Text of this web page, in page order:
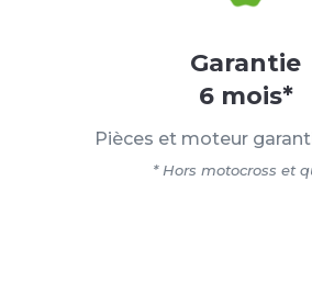
Garantie
6 mois*
Pièces et moteur
* Hors motocross et